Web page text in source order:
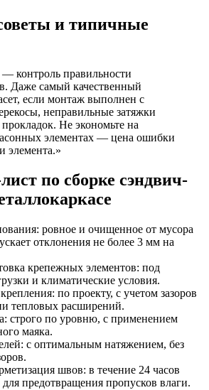
и типичные
контроль правильности
Даже самый качественный
если монтаж выполнен с
неправильные затяжки
Не экономьте на
элементах — цена ошибки
элемента.»
по сборке сэндвич-
ровное и очищенное от мусора
отклонения не более 3 мм на
крепежных элементов: под
и климатические условия.
по проекту, с учетом зазоров
тепловых расширений.
строго по уровню, с применением
маяка.
с оптимальным натяжением, без
швов: в течение 24 часов
предотвращения пропусков влаги.